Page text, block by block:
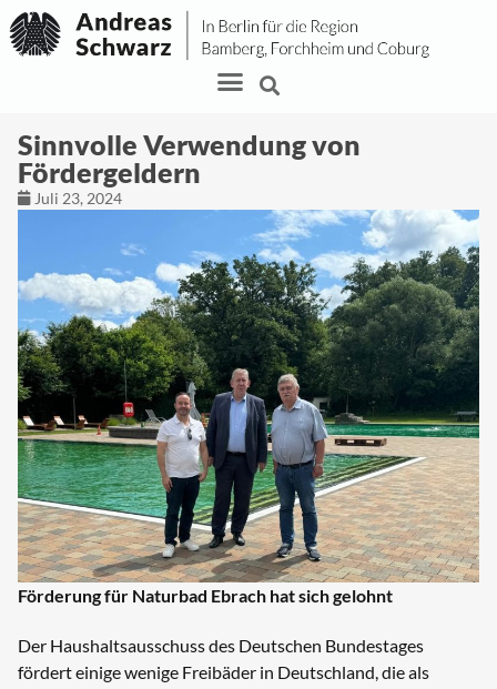
Sinnvolle Verwendung von
Fördergeldern
Juli 23, 2024
Förderung für Naturbad Ebrach hat sich gelohnt
Der Haushaltsausschuss des Deutschen Bundestages
fördert einige wenige Freibäder in Deutschland, die als